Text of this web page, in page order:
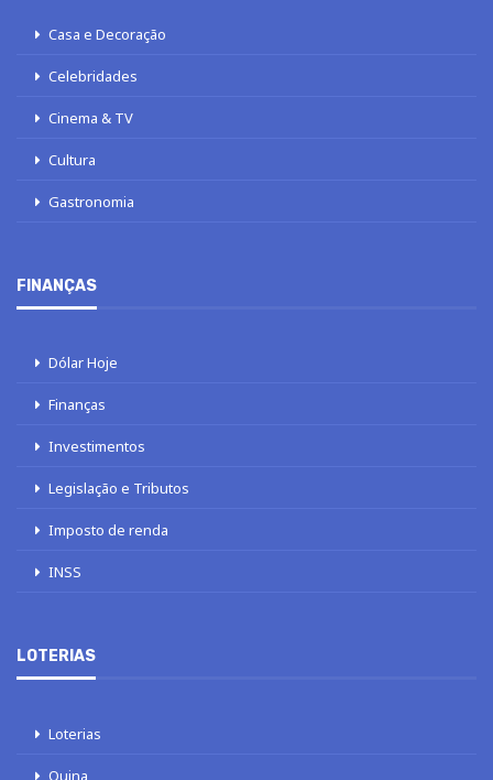
Casa e Decoração
Celebridades
Cinema & TV
Cultura
Gastronomia
FINANÇAS
Dólar Hoje
Finanças
Investimentos
Legislação e Tributos
Imposto de renda
INSS
LOTERIAS
Loterias
Quina